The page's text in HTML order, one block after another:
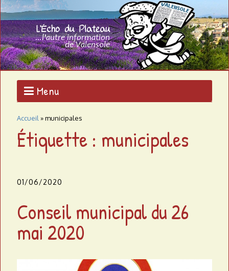
Aller
au
contenu
principal
L
'
É
c
h
o
u
l
a
t
L'AUTRE
INFORMATION
DE
VALENSOLE
Menu
Accueil »municipales
Étiquette : municipales
01/06/2020
Conseil municipal du 26
mai 2020